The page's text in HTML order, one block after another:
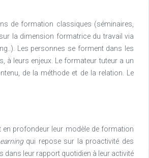
les compétences et augmenter
de formation classiques (séminaires,
la dimension formatrice du travail via
Les personnes se forment dans les
à leurs enjeux. Le formateur tuteur a un
de la méthode et de la relation. Le
en profondeur leur modèle de formation
qui repose sur la proactivité des
dans leur rapport quotidien à leur activité